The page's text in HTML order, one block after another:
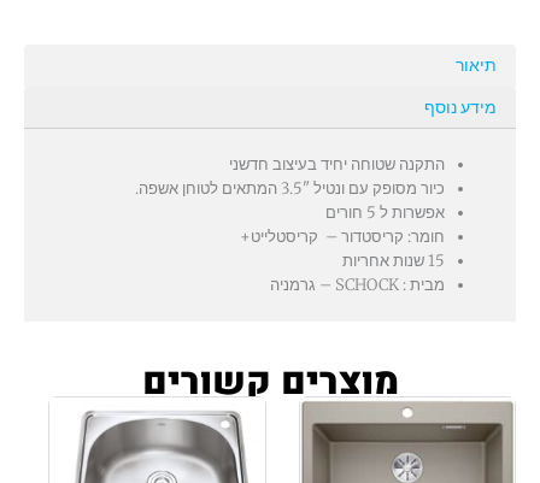
תיאור
מידע נוסף
התקנה שטוחה יחיד בעיצוב חדשני
כיור מסופק עם ונטיל "3.5 המתאים לטוחן אשפה.
אפשרות ל 5 חורים
חומר: קריסטדור – קריסטלייט+
15 שנות אחריות
מבית : SCHOCK – גרמניה
מוצרים קשורים